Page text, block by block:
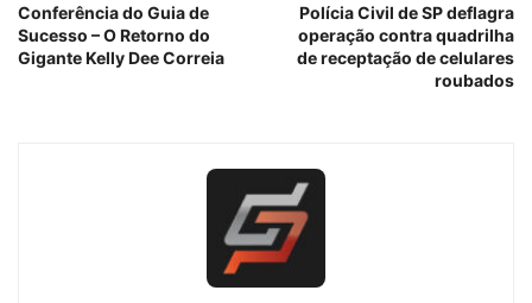
Conferência do Guia de
Sucesso – O Retorno do
Gigante Kelly Dee Correia
Polícia Civil de SP deflagra
operação contra quadrilha
de receptação de celulares
roubados